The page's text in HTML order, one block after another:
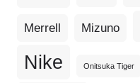
Merrell Mizuno
Nike Onitsuka Tiger